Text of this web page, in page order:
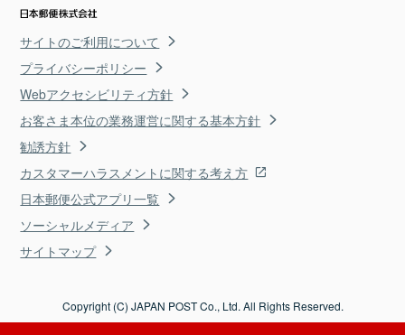
サイトのご利用について
プライバシーポリシー
Webアクセシビリティ方針
お客さま本位の業務運営に関する基本方針
勧誘方針
カスタマーハラスメントに関する考え方
日本郵便公式アプリ一覧
ソーシャルメディア
サイトマップ
Copyright (C) JAPAN POST Co., Ltd. All Rights Reserved.